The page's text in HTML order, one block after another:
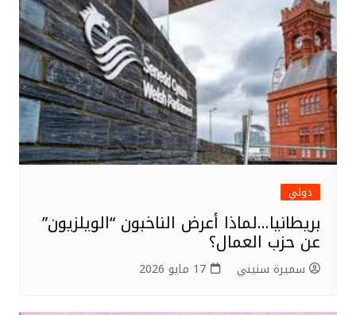
دولي
بريطانيا…لماذا أعرض الناخبون “الويلزيون”
عن حزب العمال؟
سميرة سنيني 17 مايو 2026